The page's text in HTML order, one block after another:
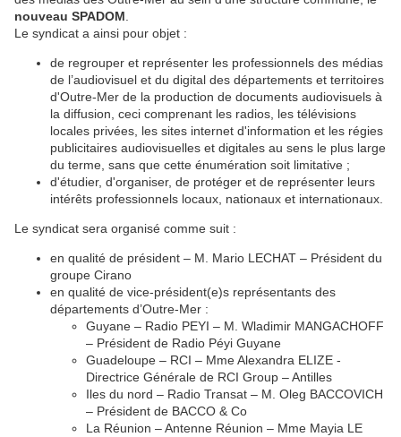
nouveau SPADOM
Le syndicat a ainsi pour objet :
de regrouper et représenter les professionnels des médias
de l’audiovisuel et du digital des départements et territoires
d'Outre-Mer de la production de documents audiovisuels à
la diffusion, ceci comprenant les radios, les télévisions
locales privées, les sites internet d'information et les régies
publicitaires audiovisuelles et digitales au sens le plus large
du terme, sans que cette énumération soit limitative ;
d'étudier, d'organiser, de protéger et de représenter leurs
intérêts professionnels locaux, nationaux et internationaux.
Le syndicat sera organisé comme suit :
en qualité de président – M. Mario LECHAT – Président du
groupe Cirano
en qualité de vice-président(e)s représentants des
départements d’Outre-Mer :
Guyane – Radio PEYI – M. Wladimir MANGACHOFF
– Président de Radio Péyi Guyane
Guadeloupe – RCI – Mme Alexandra ELIZE -
Directrice Générale de RCI Group – Antilles
Iles du nord – Radio Transat – M. Oleg BACCOVICH
– Président de BACCO & Co
La Réunion – Antenne Réunion – Mme Mayia LE